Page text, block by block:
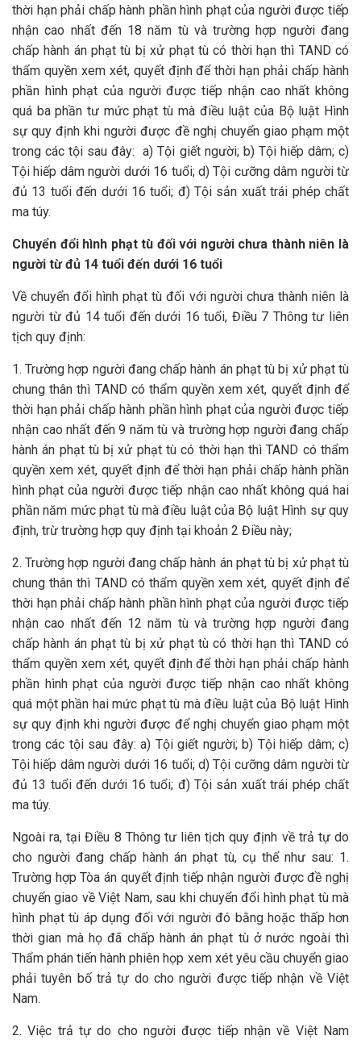
thời hạn phải chấp hành phần hình phạt của người được tiếp
nhận cao nhất đến 18 năm tù và trường hợp người đang
chấp hành án phạt tù bị xử phạt tù có thời hạn thì TAND có
thẩm quyền xem xét, quyết định để thời hạn phải chấp hành
phần hình phạt của người được tiếp nhận cao nhất không
quá ba phần tư mức phạt tù mà điều luật của Bộ luật Hình
sự quy định khi người được đề nghị chuyển giao phạm một
trong các tội sau đây: a) Tội giết người; b) Tội hiếp dâm; c)
Tội hiếp dâm người dưới 16 tuổi; d) Tội cưỡng dâm người từ
đủ 13 tuổi đến dưới 16 tuổi; đ) Tội sản xuất trái phép chất
ma túy.
Chuyển đổi hình phạt tù đối với người chưa thành niên là
người từ đủ 14 tuổi đến dưới 16 tuổi
Về chuyển đổi hình phạt tù đối với người chưa thành niên là
người từ đủ 14 tuổi đến dưới 16 tuổi, Điều 7 Thông tư liên
tịch quy định:
1. Trường hợp người đang chấp hành án phạt tù bị xử phạt tù
chung thân thì TAND có thẩm quyền xem xét, quyết định để
thời hạn phải chấp hành phần hình phạt của người được tiếp
nhận cao nhất đến 9 năm tù và trường hợp người đang chấp
hành án phạt tù bị xử phạt tù có thời hạn thì TAND có thẩm
quyền xem xét, quyết định để thời hạn phải chấp hành phần
hình phạt của người được tiếp nhận cao nhất không quá hai
phần năm mức phạt tù mà điều luật của Bộ luật Hình sự quy
định, trừ trường hợp quy định tại khoản 2 Điều này;
2. Trường hợp người đang chấp hành án phạt tù bị xử phạt tù
chung thân thì TAND có thẩm quyền xem xét, quyết định để
thời hạn phải chấp hành phần hình phạt của người được tiếp
nhận cao nhất đến 12 năm tù và trường hợp người đang
chấp hành án phạt tù bị xử phạt tù có thời hạn thì TAND có
thẩm quyền xem xét, quyết định để thời hạn phải chấp hành
phần hình phạt của người được tiếp nhận cao nhất không
quá một phần hai mức phạt tù mà điều luật của Bộ luật Hình
sự quy định khi người được để nghị chuyển giao phạm một
trong các tội sau đây: a) Tội giết người; b) Tội hiếp dâm; c)
Tội hiếp dâm người dưới 16 tuổi; d) Tội cưỡng dâm người từ
đủ 13 tuổi đến dưới 16 tuổi; đ) Tội sản xuất trái phép chất
ma túy.
Ngoài ra, tại Điều 8 Thông tư liên tịch quy định về trả tự do
cho người đang chấp hành án phạt tù, cụ thể như sau: 1.
Trường hợp Tòa án quyết định tiếp nhận người được đề nghị
chuyển giao về Việt Nam, sau khi chuyển đổi hình phạt tù mà
hình phạt tù áp dụng đối với người đó bằng hoặc thấp hơn
thời gian mà họ đã chấp hành án phạt tù ở nước ngoài thì
Thẩm phán tiến hành phiên họp xem xét yêu cầu chuyển giao
phải tuyên bố trả tự do cho người được tiếp nhận về Việt
Nam.
2. Việc trả tự do cho người được tiếp nhận về Việt Nam